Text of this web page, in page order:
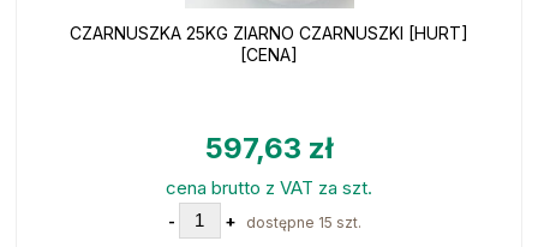
CZARNUSZKA 25KG ZIARNO CZARNUSZKI [HURT]
[CENA]
597,63 zł
cena brutto z VAT za szt.
- + dostępne 15 szt.